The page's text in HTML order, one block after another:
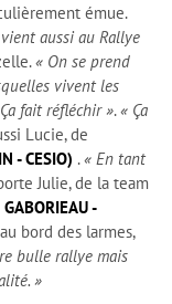
émue.
aussi au Rallye
« On se prend
vivent les
fait réfléchir ».« Ça
Lucie, de
- CESIO) .« En tant
Julie, de la team
-
bord des larmes,
bulle rallye mais
»